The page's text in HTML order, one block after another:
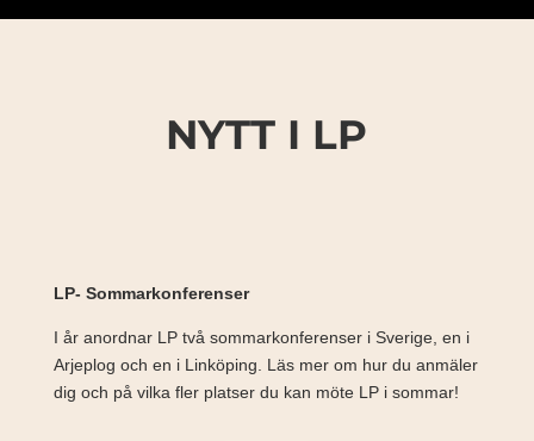
NYTT I LP
LP- Sommarkonferenser
I år anordnar LP två sommarkonferenser i Sverige, en i
Arjeplog och en i Linköping. Läs mer om hur du anmäler
dig och på vilka fler platser du kan möte LP i sommar!